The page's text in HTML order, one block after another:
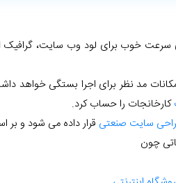
سرعت خوب برای لود وب سایت،
مد نظر برای اجرا بستگی خواهد
کارخانجات را حساب کرد.
سایت صنعتی قرار داده می شود و
چون